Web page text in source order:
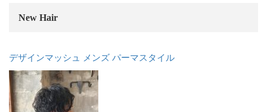
New Hair
デザインマッシュ メンズ パーマスタイル